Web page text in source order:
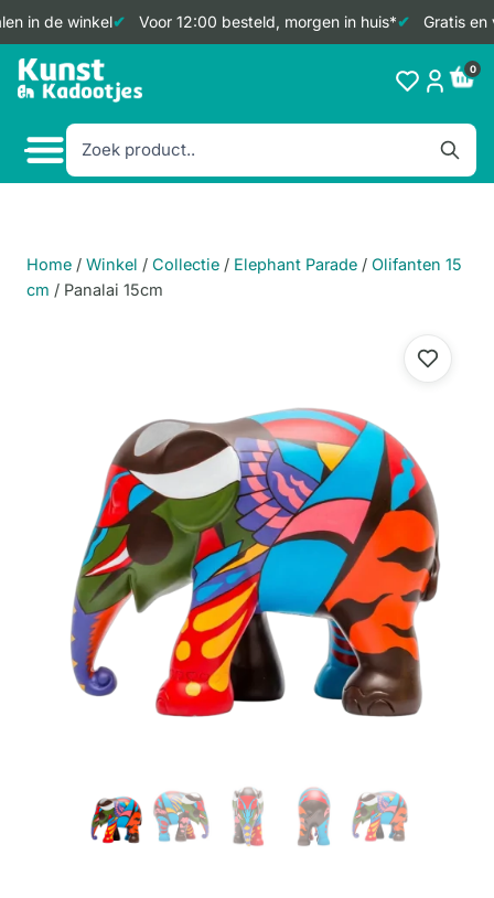
in de winkel Voor 12:00 besteld, morgen in huis* Gratis en
Doorgaan
naar
0
Home / Winkel / Collectie / Elephant Parade / Olifanten 15
cm / Panalai 15cm